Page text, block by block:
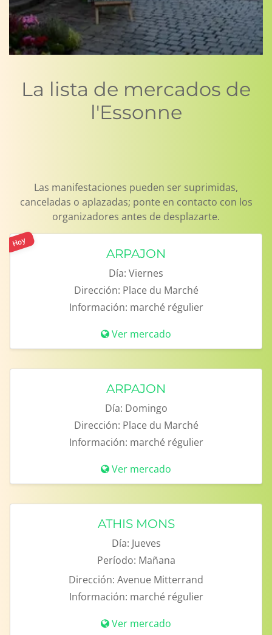
La lista de mercados de
l'Essonne
Las manifestaciones pueden ser suprimidas,
canceladas o aplazadas; ponte en contacto con los
organizadores antes de desplazarte.
Hoy
ARPAJON
Día: Viernes
Dirección: Place du Marché
Información: marché régulier
Ver mercado
ARPAJON
Día: Domingo
Dirección: Place du Marché
Información: marché régulier
Ver mercado
ATHIS MONS
Día: Jueves
Período: Mañana
Dirección: Avenue Mitterrand
Información: marché régulier
Ver mercado